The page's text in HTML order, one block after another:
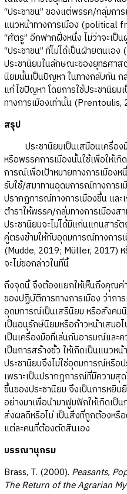
“ประชาชน” ของแต่พรรค/กลุ่มกา
แนวหน้าทางการเมือง (political
“ศัตรู” อีกฟากฝั่งหนึ่ง ไม่ว่าจะเป็
“ประชาชน” ที่ไม่ได้เป็นฝ่ายตนเอ
ประชานิยมในลักษณะของยุทธศาส
นิยมนั้นเป็นปัญหา ในทางกลับกัน ก
แก้ไขปัญหา โดยการใช้ประชานิยม
ทางการเมืองเท่านั้น (Prentoulis,
สรุป
ประชานิยมเป็นเสมือนเครื่องมื
หรือพรรคการเมืองนั้นใช้เพื่อให้เ
การณ์เพื่อเป้าหมายทางการเมืองห
รับใช้/สมาทานอุดมการณ์ทางการเ
ปรากฏการณ์ทางการเมืองขึ้น แล
ตำราให้พรรค/กลุ่มทางการเมืองส
ประชานิยมจะไม่ได้มีแก่นแกนสารั
คู่ตรงข้ามให้กับอุดมการณ์ทางการ
(Mudde, 2019; Müller, 2017)
จะไม่ขอกล่าวในที่นี้
ถึงจุดนี้ จึงต้องแยกให้เห็นถึงคุณค่
ของปฏิบัติการทางการเมือง ว่ากา
อุดมการณ์เป็นเสรีนิยม หรือสังคม
เป็นอนุรักษ์นิยมหรือก้าวหน้าเสมอ
เป็นเครื่องมือที่เล่นกับอารมณ์และ
เป็นการสร้างขั้ว ให้เกิดเป็นแนวห
ประชานิยมจึงไม่ใช่อุดมการณ์หรือ
เพราะเป็นปรากฎการณ์ที่มีความสุ
ขึ้นของประชานิยม จึงเป็นการหยิ
อย่างมาเพื่อนำมาฟูมฟักให้เกิดเป็
ส่งผลดีหรือไม่ เป็นสิ่งที่ถูกต้องหรื
แต่ละคนที่ต้องตัดสินเอง
บรรณานุกรม
Brass, T. (2000). Peasants,
The Return of the Agrarian